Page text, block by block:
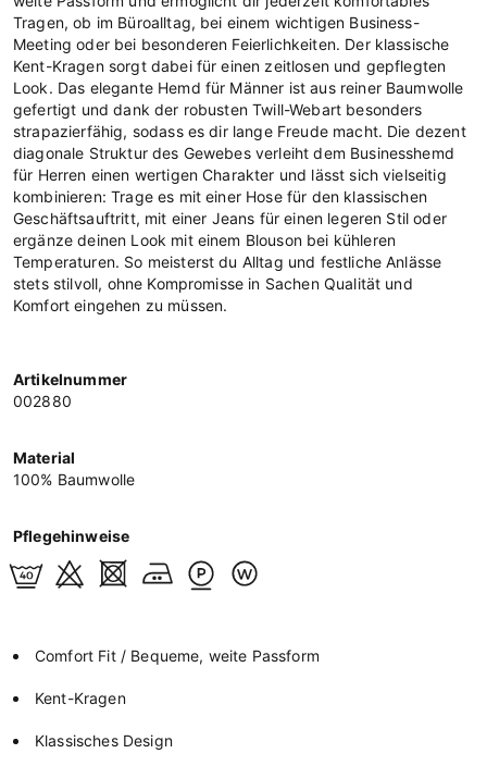
Tragen, ob im Büroalltag, bei einem wichtigen Business-
Meeting oder bei besonderen Feierlichkeiten. Der klassische
Kent-Kragen sorgt dabei für einen zeitlosen und gepflegten
Look. Das elegante Hemd für Männer ist aus reiner Baumwolle
gefertigt und dank der robusten Twill-Webart besonders
strapazierfähig, sodass es dir lange Freude macht. Die dezent
diagonale Struktur des Gewebes verleiht dem Businesshemd
für Herren einen wertigen Charakter und lässt sich vielseitig
kombinieren: Trage es mit einer Hose für den klassischen
Geschäftsauftritt, mit einer Jeans für einen legeren Stil oder
ergänze deinen Look mit einem Blouson bei kühleren
Temperaturen. So meisterst du Alltag und festliche Anlässe
stets stilvoll, ohne Kompromisse in Sachen Qualität und
Komfort eingehen zu müssen.
Artikelnummer
002880
Material
100% Baumwolle
Pflegehinweise
Comfort Fit / Bequeme, weite Passform
Kent-Kragen
Klassisches Design